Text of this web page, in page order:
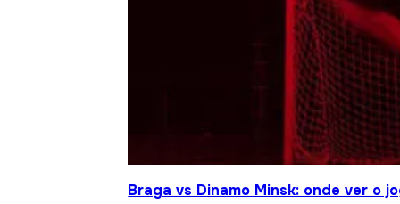
Braga vs Dinamo Minsk: onde ver o